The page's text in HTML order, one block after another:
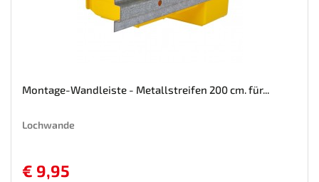
Montage-Wandleiste - Metallstreifen 200 cm. für...
Lochwande
€ 9,95